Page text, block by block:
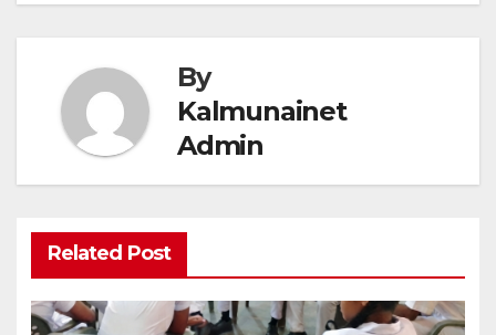
By
Kalmunainet
Admin
Related Post